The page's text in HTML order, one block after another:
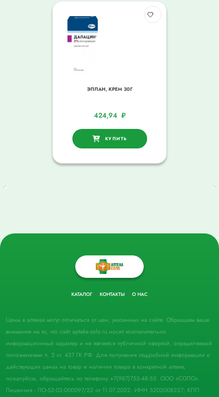
ЭПЛАН, КРЕМ 30Г
424,94 ₽
КУПИТЬ
КАТАЛОГ КОНТАКТЫ О НАС
Цены в аптеках могут отличаться от цен, указанных на сайте. Обращаем ваше
внимание на то, что сайт apteka-solo.ru носит исключительно
информационный характер и не является публичной офертой, определяемой
положениями п. 2 ст. 437 ГК РФ. Для получения подробной информации о
действующих ценах на товар и наличии товара в конкретной аптеке,
пожалуйста, обращайтесь по телефону +7(987)755-48-55. ООО «СОЛО».
Лицензия - ЛО-52-02-000097/22 от 11.07.2022. ИНН 5202008227; КПП